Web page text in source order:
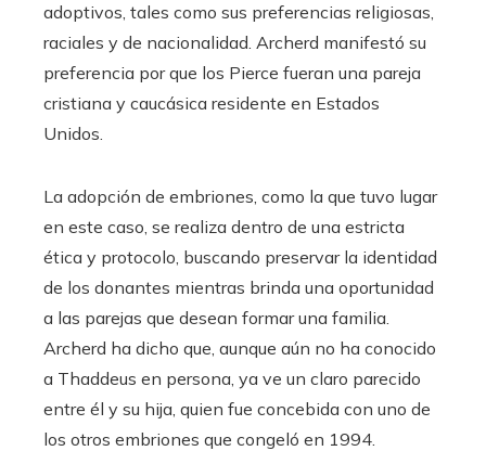
adoptivos, tales como sus preferencias religiosas,
raciales y de nacionalidad. Archerd manifestó su
preferencia por que los Pierce fueran una pareja
cristiana y caucásica residente en Estados
Unidos.
La adopción de embriones, como la que tuvo lugar
en este caso, se realiza dentro de una estricta
ética y protocolo, buscando preservar la identidad
de los donantes mientras brinda una oportunidad
a las parejas que desean formar una familia.
Archerd ha dicho que, aunque aún no ha conocido
a Thaddeus en persona, ya ve un claro parecido
entre él y su hija, quien fue concebida con uno de
los otros embriones que congeló en 1994.